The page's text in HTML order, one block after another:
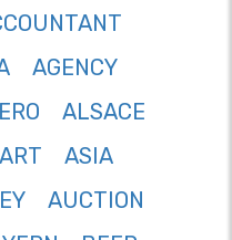
AGENCY
ALSACE
ART
ASIA
AUCTION